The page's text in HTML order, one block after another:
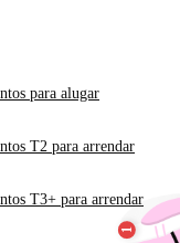
para alugar
T2 para arrendar
T3+ para arrendar